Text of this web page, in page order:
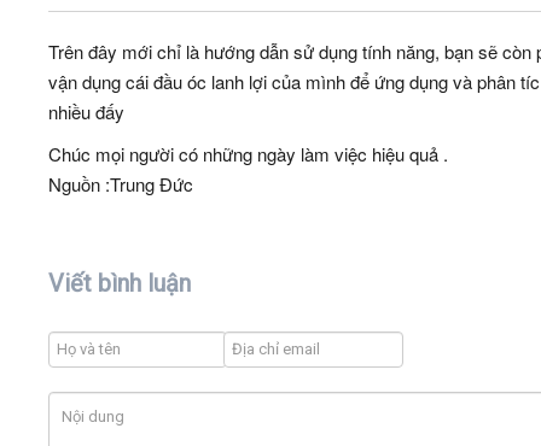
Trên đây mới chỉ là hướng dẫn sử dụng tính năng, bạn sẽ còn
vận dụng cái đầu óc lanh lợi của mình để ứng dụng và phân
nhiều đấy
Chúc mọi người có những ngày làm việc hiệu quả .
Nguồn :Trung Đức
Viết bình luận